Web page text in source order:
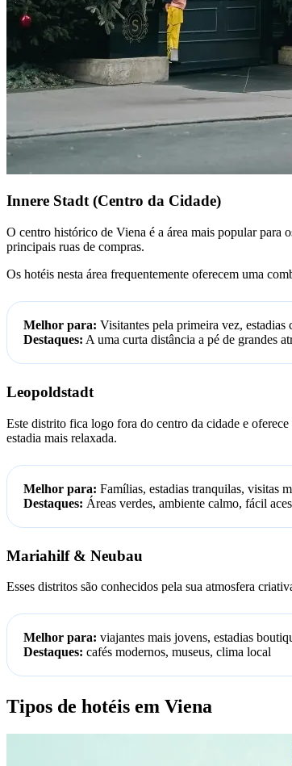
Innere Stadt (Centro da Cidade)
O centro histórico de Viena é a área mais popular para
principais ruas de compras.
Os hotéis nesta área frequentemente oferecem uma
Melhor para: Visitantes pela primeira vez, estadias
Destaques: A uma curta distância a pé de grandes
Leopoldstadt
Este distrito fica logo fora do centro da cidade e
estadia mais relaxada.
Melhor para: Famílias, estadias tranquilas, visitas
Destaques: Áreas verdes, ambiente calmo, fácil
Mariahilf & Neubau
Esses distritos são conhecidos pela sua atmosfera
Melhor para: viajantes mais jovens, estadias
Destaques: cafés modernos, museus, clima local
Tipos de hotéis em Viena